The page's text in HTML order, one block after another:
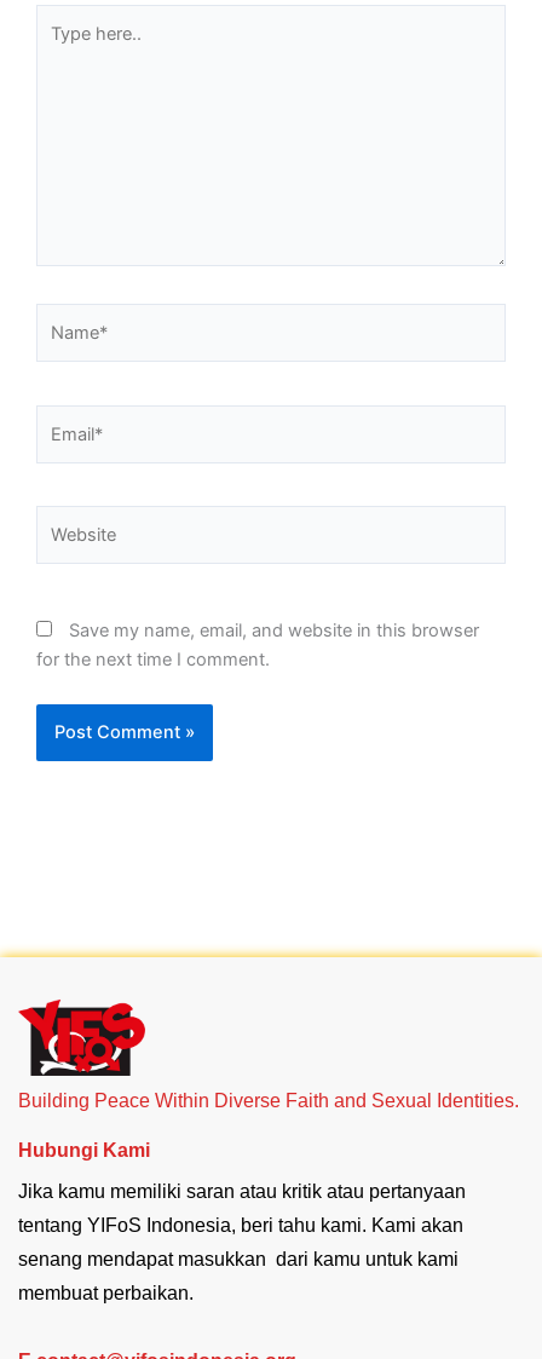
here..
Save my name, email, and website in this browser
for the next time I comment.
Building Peace Within Diverse Faith and Sexual Identities.
Hubungi Kami
Jika kamu memiliki saran atau kritik atau pertanyaan
tentang YIFoS Indonesia, beri tahu kami. Kami akan
senang mendapat masukkan dari kamu untuk kami
membuat perbaikan.